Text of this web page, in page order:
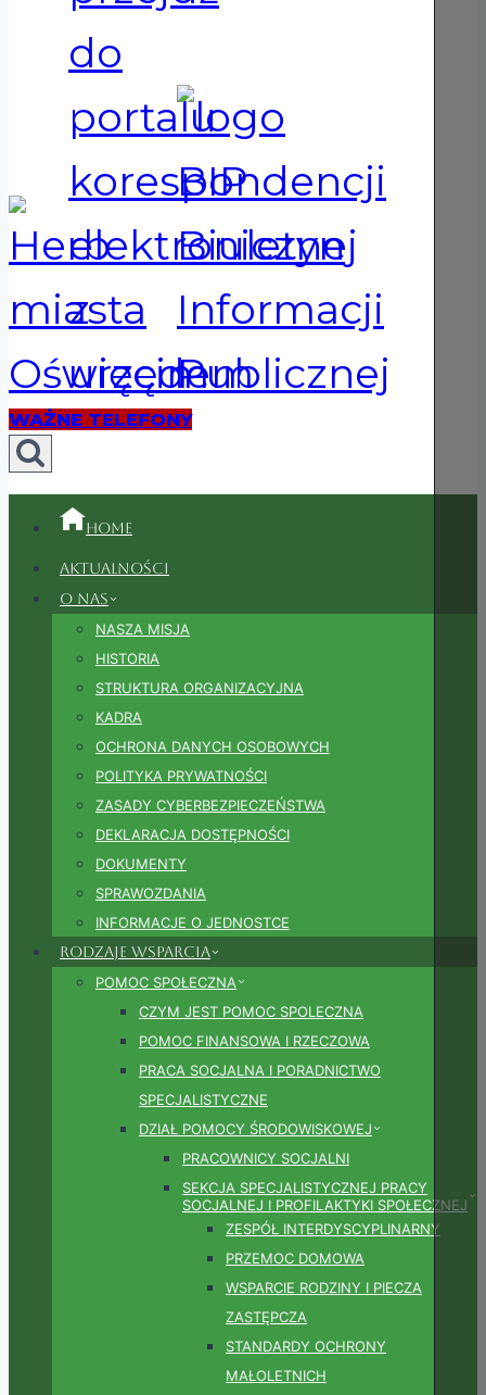
WAŻNE TELEFONY
Home
Aktualności
O nas
NASZA MISJA
HISTORIA
STRUKTURA ORGANIZACYJNA
KADRA
OCHRONA DANYCH OSOBOWYCH
POLITYKA PRYWATNOŚCI
ZASADY CYBERBEZPIECZEŃSTWA
DEKLARACJA DOSTĘPNOŚCI
DOKUMENTY
SPRAWOZDANIA
INFORMACJE O JEDNOSTCE
Rodzaje wsparcia
POMOC SPOŁECZNA
CZYM JEST POMOC SPOLECZNA
POMOC FINANSOWA I RZECZOWA
PRACA SOCJALNA I PORADNICTWO
SPECJALISTYCZNE
DZIAŁ POMOCY ŚRODOWISKOWEJ
PRACOWNICY SOCJALNI
SEKCJA SPECJALISTYCZNEJ PRACY
SOCJALNEJ I PROFILAKTYKI SPOŁECZNEJ
ZESPÓŁ INTERDYSCYPLINARNY
PRZEMOC DOMOWA
WSPARCIE RODZINY I PIECZA
ZASTĘPCZA
STANDARDY OCHRONY
MAŁOLETNICH